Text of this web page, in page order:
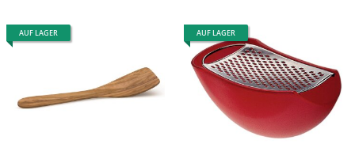
AUF LAGER AUF LAGER